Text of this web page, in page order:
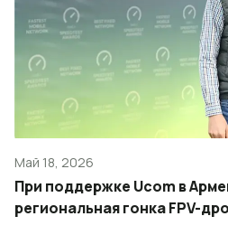
Май 18, 2026
При поддержке Ucom в
региональная гонка FPV-